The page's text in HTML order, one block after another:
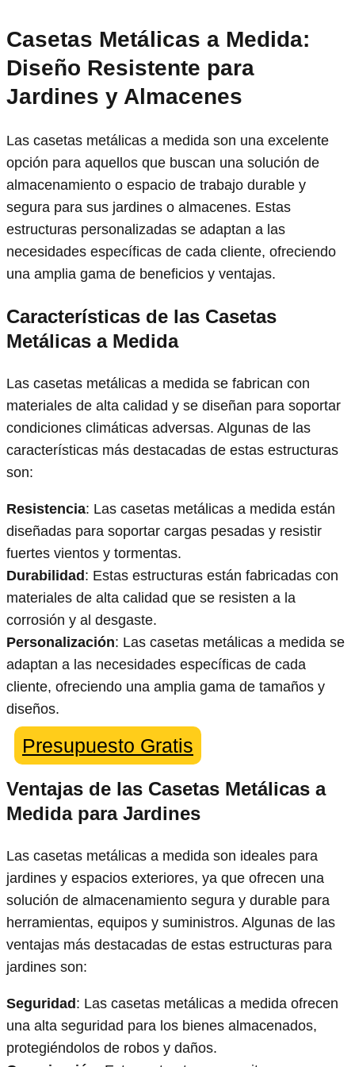
Casetas Metálicas a Medida:
Diseño Resistente para
Jardines y Almacenes
Las casetas metálicas a medida son una excelente
opción para aquellos que buscan una solución de
almacenamiento o espacio de trabajo durable y
segura para sus jardines o almacenes. Estas
estructuras personalizadas se adaptan a las
necesidades específicas de cada cliente, ofreciendo
una amplia gama de beneficios y ventajas.
Características de las Casetas
Metálicas a Medida
Las casetas metálicas a medida se fabrican con
materiales de alta calidad y se diseñan para soportar
condiciones climáticas adversas. Algunas de las
características más destacadas de estas estructuras
son:
Resistencia: Las casetas metálicas a medida están
diseñadas para soportar cargas pesadas y resistir
fuertes vientos y tormentas.
Durabilidad : Estas estructuras están fabricadas con
materiales de alta calidad que se resisten a la
corrosión y al desgaste.
Personalización: Las casetas metálicas a medida se
adaptan a las necesidades específicas de cada
cliente, ofreciendo una amplia gama de tamaños y
diseños.
Presupuesto Gratis
Ventajas de las Casetas Metálicas a
Medida para Jardines
Las casetas metálicas a medida son ideales para
jardines y espacios exteriores, ya que ofrecen una
solución de almacenamiento segura y durable para
herramientas, equipos y suministros. Algunas de las
ventajas más destacadas de estas estructuras para
jardines son:
Seguridad : Las casetas metálicas a medida ofrecen
una alta seguridad para los bienes almacenados,
protegiéndolos de robos y daños.